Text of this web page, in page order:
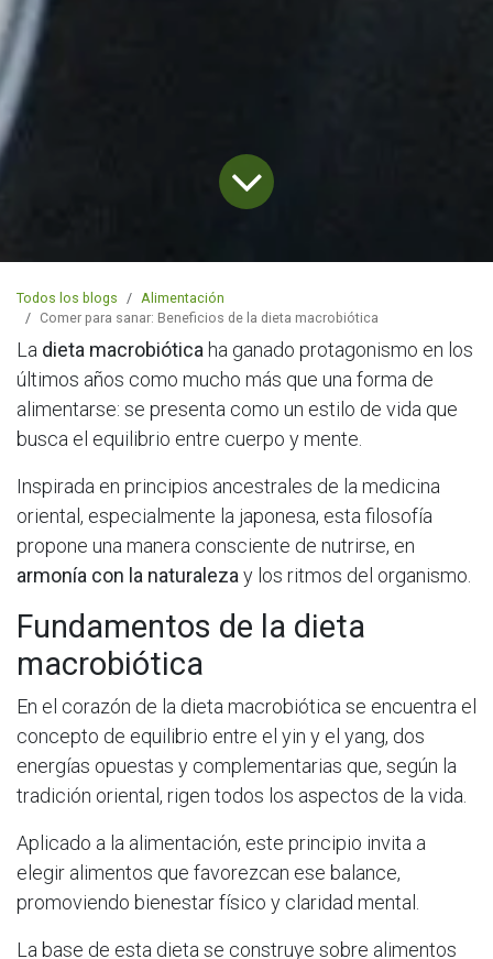
Todos los blogs
Alimentación
Comer para sanar: Beneficios de la dieta macrobiótica
La dieta macrobiótica ha ganado protagonismo en los
últimos años como mucho más que una forma de
alimentarse: se presenta como un estilo de vida que
busca el equilibrio entre cuerpo y mente.
Inspirada en principios ancestrales de la medicina
oriental, especialmente la japonesa, esta filosofía
propone una manera consciente de nutrirse, en
armonía con la naturaleza y los ritmos del organismo.
Fundamentos de la dieta
macrobiótica
En el corazón de la dieta macrobiótica se encuentra el
concepto de equilibrio entre el yin y el yang, dos
energías opuestas y complementarias que, según la
tradición oriental, rigen todos los aspectos de la vida.
Aplicado a la alimentación, este principio invita a
elegir alimentos que favorezcan ese balance,
promoviendo bienestar físico y claridad mental.
La base de esta dieta se construye sobre alimentos